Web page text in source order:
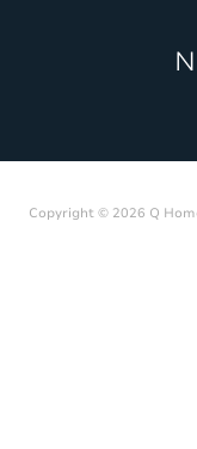
Copyright © 2026 Q